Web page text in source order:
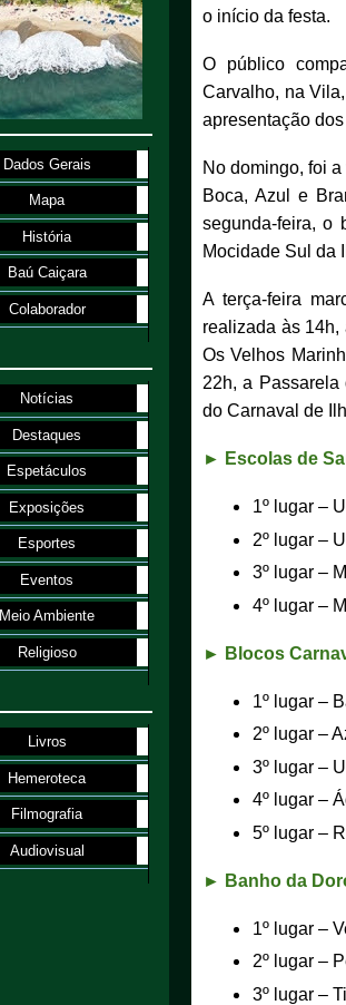
o início da festa.
O público
Carvalho, na
apresentação
No domingo, foi
Boca, Azul e
segunda-feira, o
Mocidade Sul da
A terça-feira
realizada às
Os Velhos
22h, a
do Carnaval de
► Escolas de
1º lugar –
2º lugar –
3º lugar –
4º lugar –
► Blocos
1º lugar –
2º lugar –
3º lugar –
4º lugar –
5º lugar –
► Banho da
1º lugar –
2º lugar –
3º lugar –
Dados Gerais
Mapa
História
Baú Caiçara
Colaborador
Notícias
Destaques
Espetáculos
Exposições
Esportes
Eventos
Meio Ambiente
Religioso
Livros
Hemeroteca
Filmografia
Audiovisual